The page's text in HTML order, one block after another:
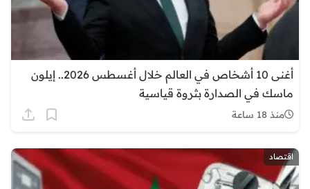
أغنى 10 أشخاص في العالم خلال أغسطس 2026.. إيلون
ماسك في الصدارة بثروة قياسية
منذ 18 ساعة
اقتصاد